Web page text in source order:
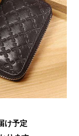
け予定